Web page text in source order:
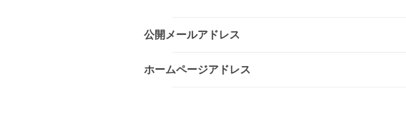
公開メールアドレス
ホームページアドレス